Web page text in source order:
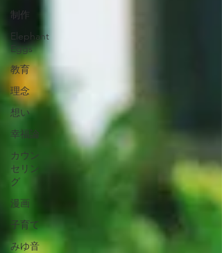
制作
Elephant
Eggs
教育
理念
想い
幸福論
カウン
セリン
グ
漫画
子育て
みゆ音